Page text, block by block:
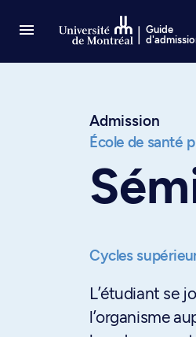
Guide
Admission
École de santé
Cycles
L’étudiant se
l’organisme